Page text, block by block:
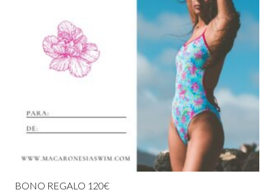
BONO REGALO 120€